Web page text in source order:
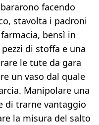
facendo
stavolta i padroni
bensì in
di stoffa e una
le tute da gara
un vaso dal quale
Manipolare una
di trarne vantaggio
la misura del salto